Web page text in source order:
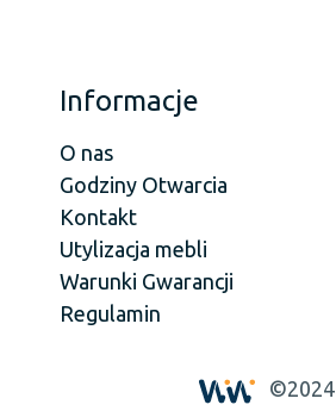
Informacje
O nas
Godziny Otwarcia
Kontakt
Utylizacja mebli
Warunki Gwarancji
Regulamin
©2024